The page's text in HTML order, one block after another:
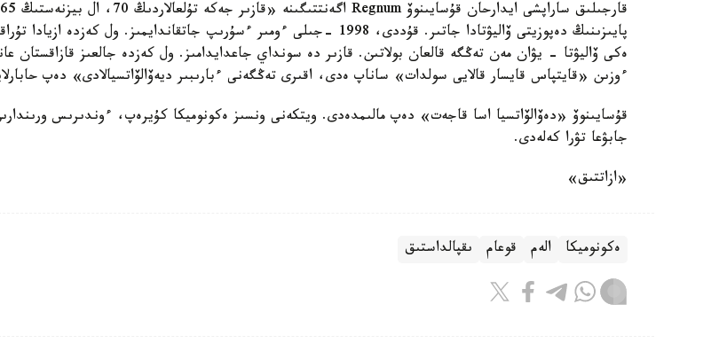
قارجىلىق ساراپشى ايدارحان قۇسايىنوۆ Regnum اگەنتتىگىنە «قازىر جەكە تۇلعالاردىڭ 70، ال بيزنەستىڭ 65
پايىزىنىڭ دەپوزيتى ۆاليۋتادا جاتىر. قۇددى، 1998 -جىلى ءومىر ءسۇرىپ جاتقاندايمىز. ول كەزدە ازيادا
ەكى ۆاليۋتا - يۋان مەن تەڭگە قالعان بولاتىن. قازىر دە سونداي جاعدايدامىز. ول كەزدە جالعىز قازاقستان
ءوزىن «قايتپاس قايسار قالايى سولدات» ساناپ ەدى، اقىرى تەڭگەنى ءبارىبىر ديەۆالۆاتسيالادى» دەپ
قۇسايىنوۆ «دەۆالۆاتسيا اسا قاجەت» دەپ مالىمدەدى. ويتكەنى ونسىز ەكونوميكا كۇيرەپ، ءوندىرىس
جابۋعا تۋرا كەلەدى.
«ازاتتىق»
ەكونوميكا الەم قوعام ىقپالداستىق